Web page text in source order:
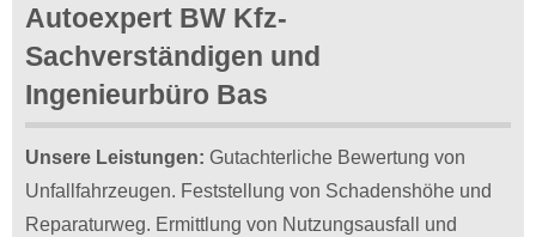
Autoexpert BW Kfz-
Sachverständigen und
Ingenieurbüro Bas
Unsere Leistungen: Gutachterliche Bewertung von
Unfallfahrzeugen. Feststellung von Schadenshöhe und
Reparaturweg. Ermittlung von Nutzungsausfall und